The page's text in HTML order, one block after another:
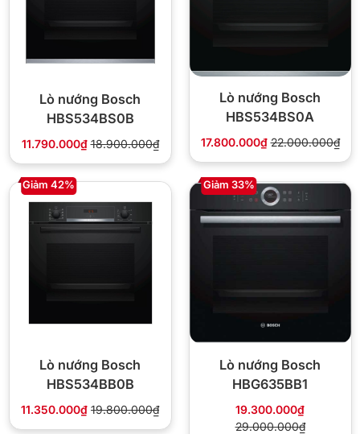
Lò nướng Bosch
HBS534BS0B
11.790.000₫ 18.900.000₫
Lò nướng Bosch
HBS534BS0A
17.800.000₫ 22.000.000₫
Giảm 42%
Lò nướng Bosch
HBS534BB0B
11.350.000₫ 19.800.000₫
Giảm 33%
Lò nướng Bosch
HBG635BB1
19.300.000₫
29.000.000₫